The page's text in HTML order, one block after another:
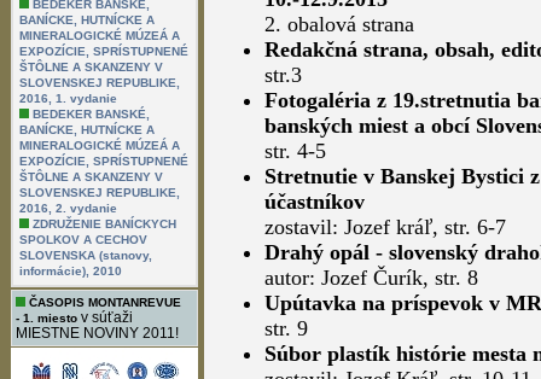
BEDEKER BANSKÉ,
BANÍCKE, HUTNÍCKE A
MINERALOGICKÉ MÚZEÁ A
EXPOZÍCIE, SPRÍSTUPNENÉ
ŠTÔLNE A SKANZENY V
SLOVENSKEJ REPUBLIKE,
2016, 1. vydanie
BEDEKER BANSKÉ,
BANÍCKE, HUTNÍCKE A
MINERALOGICKÉ MÚZEÁ A
EXPOZÍCIE, SPRÍSTUPNENÉ
ŠTÔLNE A SKANZENY V
SLOVENSKEJ REPUBLIKE,
2016, 2. vydanie
ZDRUŽENIE BANÍCKYCH
SPOLKOV A CECHOV
SLOVENSKA (stanovy,
informácie), 2010
ČASOPIS MONTANREVUE
- 1. miesto v súťaži
MIESTNE NOVINY 2011!
2. obalová strana
Redakčná strana, obsah,
str.3
Fotogaléria z 19.stretnutia
banských miest a obcí
str. 4-5
Stretnutie v Banskej Bystici
účastníkov
zostavil: Jozef kráľ, str. 6-7
Drahý opál - slovenský
autor: Jozef Čurík, str. 8
Upútavka na príspevok v
str. 9
Súbor plastík histórie mesta